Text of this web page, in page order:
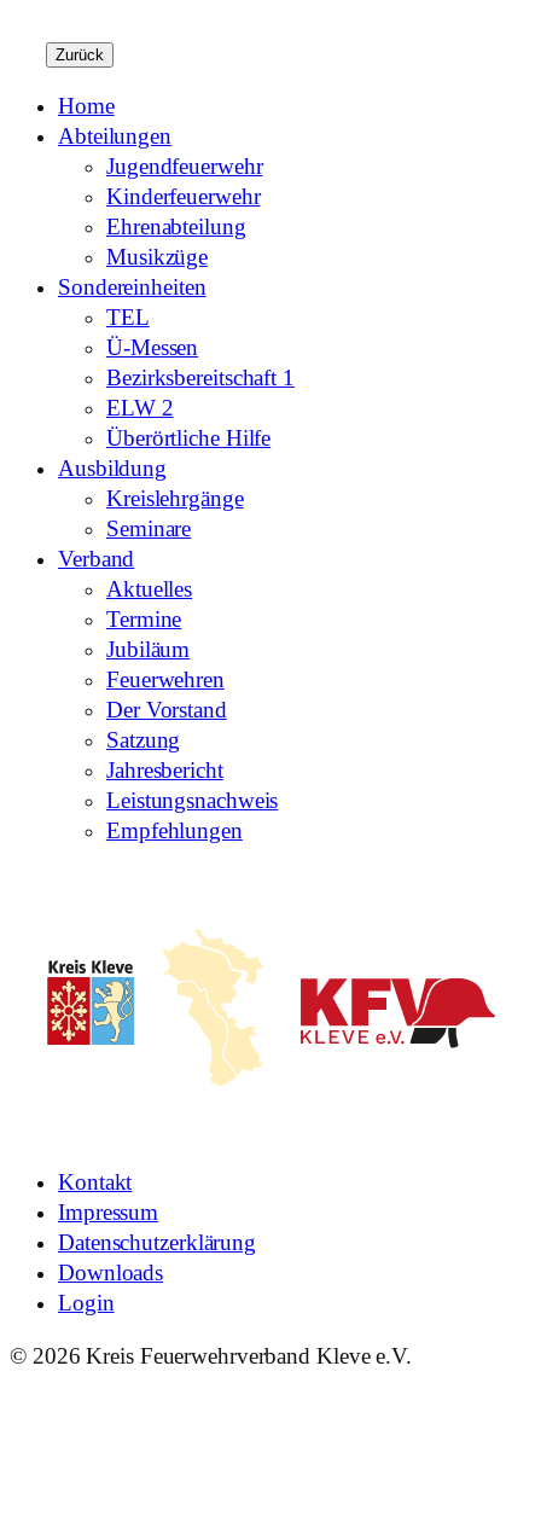
Zurück
Home
Abteilungen
Jugendfeuerwehr
Kinderfeuerwehr
Ehrenabteilung
Musikzüge
Sondereinheiten
TEL
Ü-Messen
Bezirksbereitschaft 1
ELW 2
Überörtliche Hilfe
Ausbildung
Kreislehrgänge
Seminare
Verband
Aktuelles
Termine
Jubiläum
Feuerwehren
Der Vorstand
Satzung
Jahresbericht
Leistungsnachweis
Empfehlungen
Kontakt
Impressum
Datenschutzerklärung
Downloads
Login
© 2026 Kreis Feuerwehrverband Kleve e.V.